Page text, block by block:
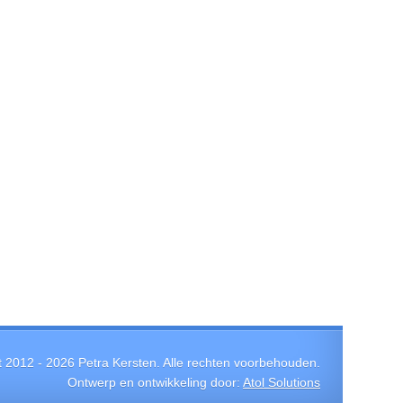
2012 - 2026 Petra Kersten. Alle rechten voorbehouden.
Ontwerp en ontwikkeling door: Atol Solutions